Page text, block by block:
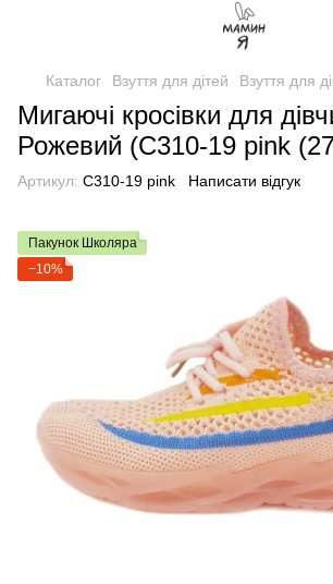
Каталог Взуття для дітей Взуття для
Мигаючі кросівки для
Рожевий (C310-19 pink
Артикул: C310-19 pink Написати відгук
Пакунок Школяра
−10%